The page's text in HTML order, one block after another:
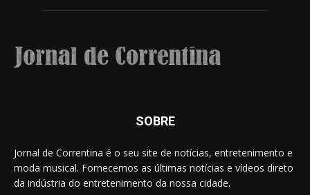
SOBRE
Jornal de Correntina é o seu site de notícias, entretenimento e
moda musical. Fornecemos as últimas notícias e vídeos direto
da indústria do entretenimento da nossa cidade.